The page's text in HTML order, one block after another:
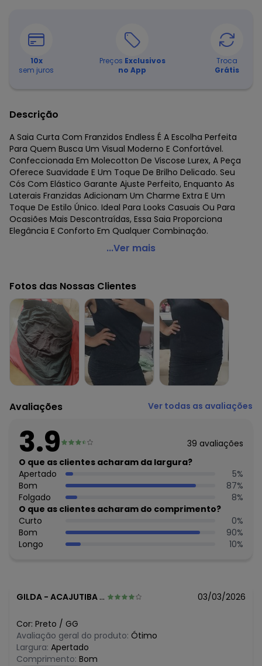
10x
sem juros
Preços Exclusivos
no App
Troca
Grátis
Descrição
A Saia Curta Com Franzidos Endless É A Escolha Perfeita
Para Quem Busca Um Visual Moderno E Confortável.
Confeccionada Em Molecotton De Viscose Lurex, A Peça
Oferece Suavidade E Um Toque De Brilho Delicado. Seu
Cós Com Elástico Garante Ajuste Perfeito, Enquanto As
Laterais Franzidas Adicionam Um Charme Extra E Um
Toque De Estilo Único. Ideal Para Looks Casuais Ou Para
Ocasiões Mais Descontraídas, Essa Saia Proporciona
Elegância E Conforto Em Qualquer Combinação.
Endless - Saia Curta com Franzidos Bege
Fornecedor: ROVITEX IND E COM DE MALHAS LTDA / CNPJ
79.233.672/0010-98
Feito: Brasil
Cuidados para conservação do produto: Lavar à mão -
Não usar alvejante - Não usar secadora - Secar na sombra
- Passar temperatura mínima - Não lavar a seco
Tecido: Molecotton viscose lurex
Composição: Peca total 2% poliamida 93% viscose 3%
elastano 2% poliester
O preço apresentado abaixo é o menor oferecido em
algum dia do mês, para o menor tamanho disponível.
agosto/2026
N/D*
julho/2026 N/D*
junho/2026
maio/2026 N/D*
abril/2026 N/D*
março/2026 N/D*
fevereiro/2026
...Ver mais
Fotos das Nossas Clientes
Avaliações Ver todas as avaliações
3.9 39 avaliações
O que as clientes acharam da largura?
Apertado
5%
Bom
87%
Folgado
8%
O que as clientes acharam do comprimento?
Curto
0%
Bom
90%
Longo
10%
GILDA - ACAJUTIBA - BA 03/03/2026
Cor: Preto / GG
Avaliação geral do produto: Ótimo
Largura: Apertado
Comprimento: Bom